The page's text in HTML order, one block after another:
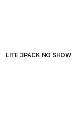
LITE 3PACK NO SHOW